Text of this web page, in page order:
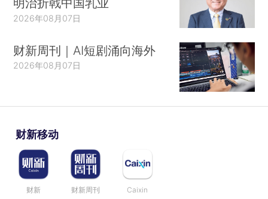
2026年08月07日
财新周刊｜AI短剧涌向海外
2026年08月07日
财新移动
财新 财新周刊 Caixin